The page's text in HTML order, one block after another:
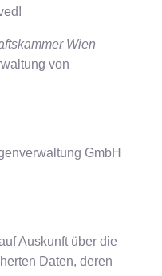
Wien
von
GmbH
Auskunft über die
Daten, deren